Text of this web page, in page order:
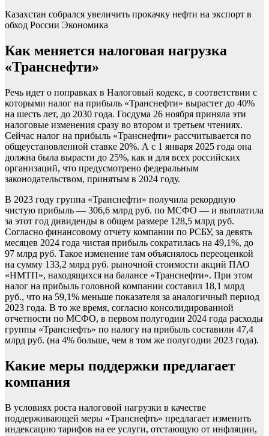
Казахстан собрался увеличить прокачку нефти на экспорт в
обход России Экономика
Как меняется налоговая нагрузка
«Транснефти»
Речь идет о поправках в Налоговый кодекс, в соответствии с
которыми налог на прибыль «Транснефти» вырастет до 40%
на шесть лет, до 2030 года. Госдума 26 ноября приняла эти
налоговые изменения сразу во втором и третьем чтениях.
Сейчас налог на прибыль «Транснефти» рассчитывается по
общеустановленной ставке 20%. А с 1 января 2025 года она
должна была вырасти до 25%, как и для всех российских
организаций, что предусмотрено федеральным
законодательством, принятым в 2024 году.
В 2023 году группа «Транснефти» получила рекордную
чистую прибыль — 306,6 млрд руб. по МСФО — и выплатила
за этот год дивиденды в общем размере 128,5 млрд руб.
Согласно финансовому отчету компании по РСБУ, за девять
месяцев 2024 года чистая прибыль сократилась на 49,1%, до
97 млрд руб. Такое изменение там объяснялось переоценкой
на сумму 133,2 млрд руб. рыночной стоимости акций ПАО
«НМТП», находящихся на балансе «Транснефти». При этом
налог на прибыль головной компании составил 18,1 млрд
руб., что на 59,1% меньше показателя за аналогичный период
2023 года. В то же время, согласно консолидированной
отчетности по МСФО, в первом полугодии 2024 года расходы
группы «Транснефть» по налогу на прибыль составили 47,4
млрд руб. (на 4% больше, чем в том же полугодии 2023 года).
Какие меры поддержки предлагает
компания
В условиях роста налоговой нагрузки в качестве
поддерживающей меры «Транснефть» предлагает изменить
индексацию тарифов на ее услуги, отстающую от инфляции,